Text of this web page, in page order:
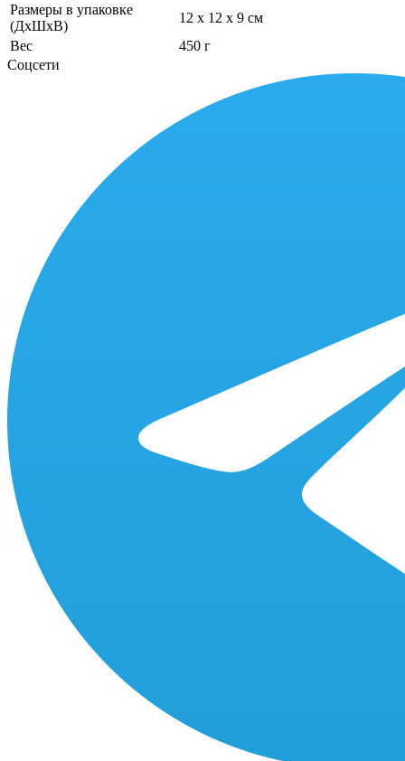
Размеры в упаковке
(ДхШхВ)
12 x 12 x 9 см
Вес
450 г
Соцсети